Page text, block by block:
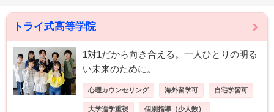
トライ式高等学院
1対1だから向き合える。一人ひとりの明る
い未来のために。
心理カウンセリング 海外留学可 自宅学習可
大学進学重視 個別指導（少人数）